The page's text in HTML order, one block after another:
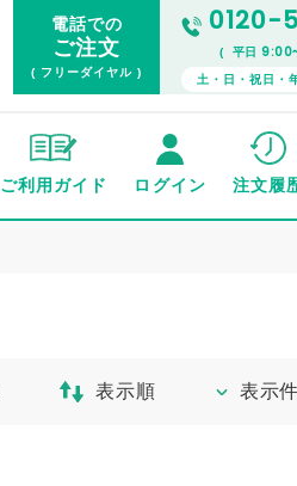
電話での
ご注文
( フリーダイヤル )
0120-
( 平日
土・日・祝日・
ご利用ガイド ログイン 注文履
表示順 表示